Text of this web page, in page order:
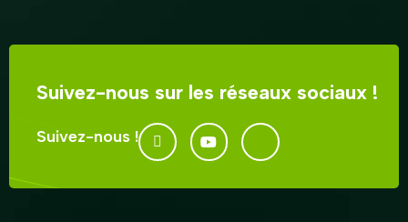
Suivez-nous sur les réseaux sociaux !
Suivez-nous !